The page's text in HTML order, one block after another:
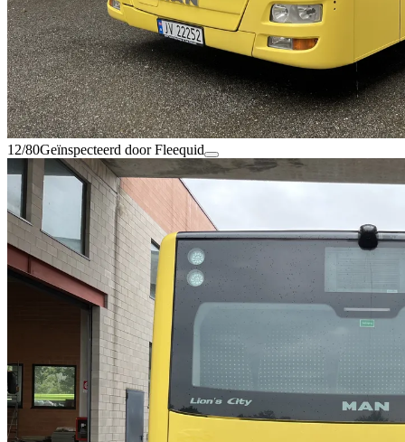
12/80Geïnspecteerd door Fleequid